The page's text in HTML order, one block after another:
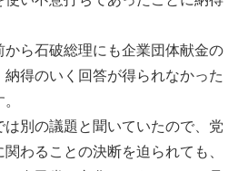
ら石破総理にも企業団体献金の
得のいく回答が得られなかった
別の議題と聞いていたので、党
わることの決断を迫られても、